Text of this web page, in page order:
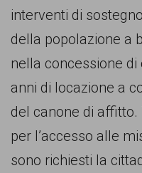
comunicazione
specificamente
dedicato
fenomeno
del
razzismo
interventi di
della popolazione a
nella concessione
anni di locazione a
del canone di affitto.
per l’accesso alle
sono richiesti la